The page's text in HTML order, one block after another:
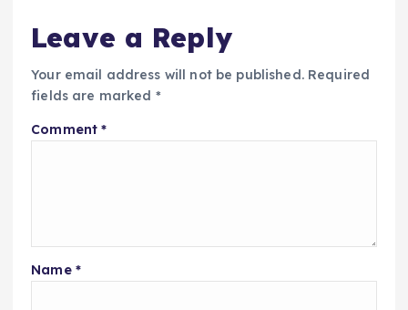
Leave a Reply
Your email address will not be published. Required
fields are marked *
Comment*
Name *